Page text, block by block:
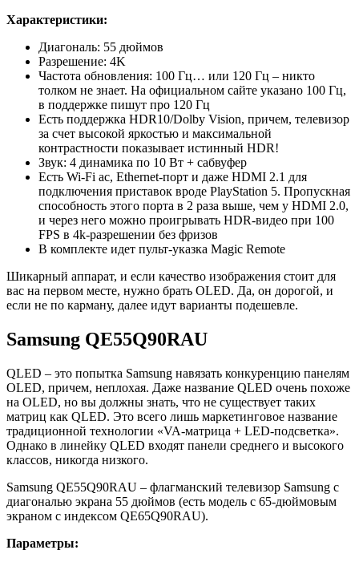
Характеристики:
Диагональ: 55 дюймов
Разрешение: 4K
Частота обновления: 100 Гц… или 120 Гц – никто
толком не знает. На официальном сайте указано 100 Гц,
в поддержке пишут про 120 Гц
Есть поддержка HDR10/Dolby Vision, причем, телевизор
за счет высокой яркостью и максимальной
контрастности показывает истинный HDR!
Звук: 4 динамика по 10 Вт + сабвуфер
Есть Wi-Fi ac, Ethernet-порт и даже HDMI 2.1 для
подключения приставок вроде PlayStation 5. Пропускная
способность этого порта в 2 раза выше, чем у HDMI 2.0,
и через него можно проигрывать HDR-видео при 100
FPS в 4k-разрешении без фризов
В комплекте идет пульт-указка Magic Remote
Шикарный аппарат, и если качество изображения стоит для
вас на первом месте, нужно брать OLED. Да, он дорогой, и
если не по карману, далее идут варианты подешевле.
Samsung QE55Q90RAU
QLED – это попытка Samsung навязать конкуренцию панелям
OLED, причем, неплохая. Даже название QLED очень похоже
на OLED, но вы должны знать, что не существует таких
матриц как QLED. Это всего лишь маркетинговое название
традиционной технологии «VA-матрица + LED-подсветка».
Однако в линейку QLED входят панели среднего и высокого
классов, никогда низкого.
Samsung QE55Q90RAU – флагманский телевизор Samsung с
диагональю экрана 55 дюймов (есть модель с 65-дюймовым
экраном с индексом QE65Q90RAU).
Параметры: